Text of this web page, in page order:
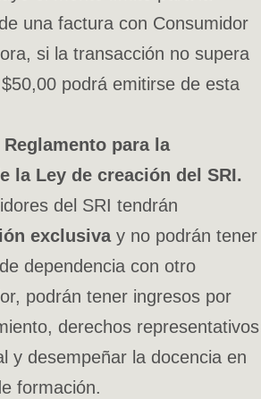
una factura con Consumidor
si la transacción no supera
$50,00 podrá emitirse de esta
para la
la Ley de creación del SRI.
del SRI tendrán
exclusivay no podrán tener
dependencia con otro
podrán tener ingresos por
derechos representativos
y desempeñar la docencia en
formación.